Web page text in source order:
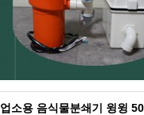
업소용 음식물분쇄기 윙윙